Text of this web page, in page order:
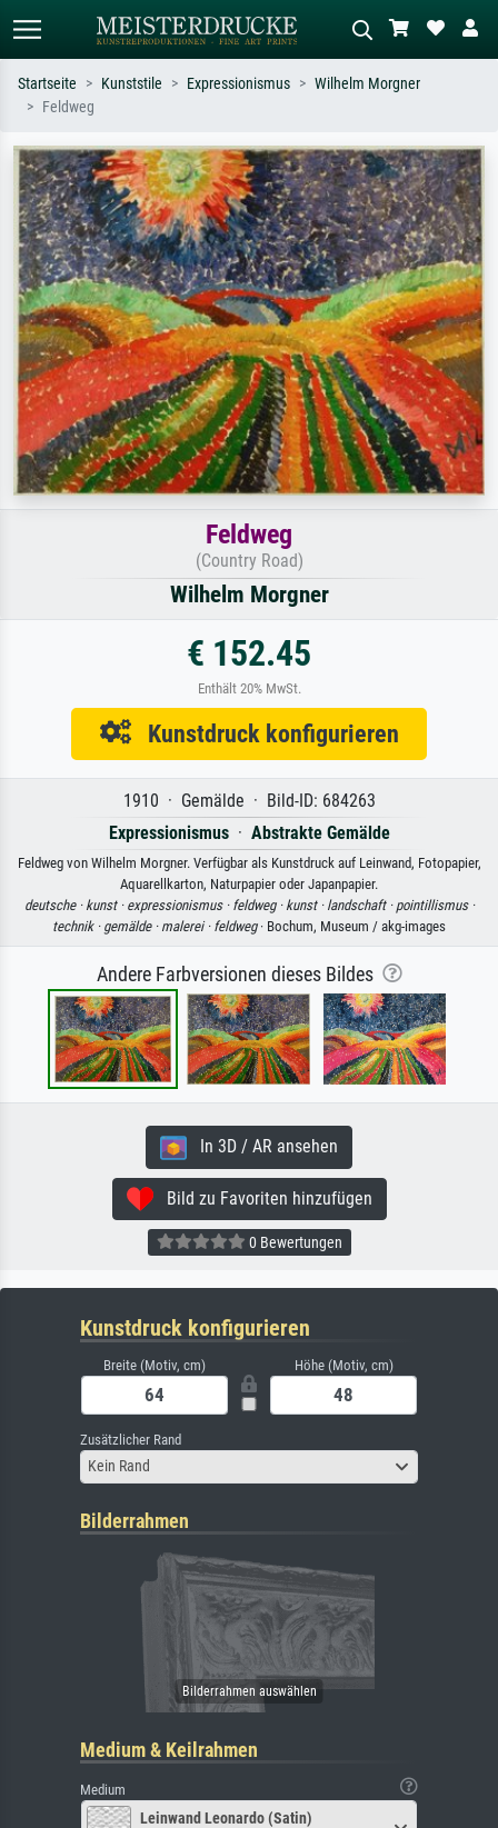
Suchen Sie nach Künstlern, Werktiteln
oder Stilen – z.B. Monet,
Sternennacht, Impressionismus, Welle
Hokusai, Akt.
Beschreiben Sie die Szene – z.B. Grüne
Wiese, Abstrakt mit viel Rot, Dunkles
Ölgemälde, Stehender Akt neben einem
Baum.
Startseite Kunststile Expressionismus
Wilhelm Morgner
Feldweg
Feldweg
(Country Road)
Wilhelm Morgner
€ 152.45
Enthält 20% MwSt.
Kunstdruck konfigurieren
1910 · Gemälde · Bild-ID: 684263
Expressionismus· Abstrakte Gemälde
Feldweg von Wilhelm Morgner. Verfügbar als Kunstdruck auf Leinwand, Fotopapier,
Aquarellkarton, Naturpapier oder Japanpapier.
deutsche · kunst · expressionismus · feldweg · kunst · landschaft · pointillismus ·
technik · gemälde · malerei · feldweg· Bochum, Museum / akg-images
Andere Farbversionen dieses Bildes
In 3D / AR ansehen
Bild zu Favoriten hinzufügen
0 Bewertungen
Kunstdruck konfigurieren
Breite (Motiv, cm) Höhe (Motiv, cm)
Zusätzlicher Rand
Kein Rand
Bilderrahmen
Medium & Keilrahmen
Medium
Leinwand Leonardo (Satin)